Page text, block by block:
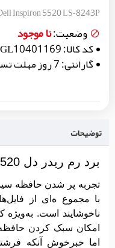
Inspiron 5520 LS-8243P
وضعیت:نا موجود
کد کالا:GL10401169
گارانتی:7 روز مهلت تست
توضیحات
برد رم ریدر دل 5520
تجربه پر شدن حافظه
با مجموع ه‌ای از
ناخوشایند است. به‌ویژه
امکان سبک کردن
اما خبرخوش آنکه